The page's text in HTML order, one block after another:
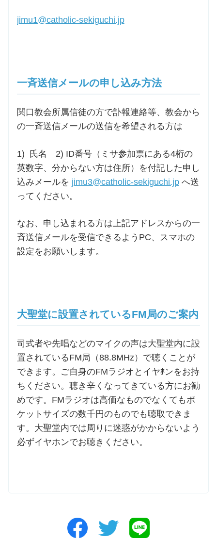
jimu1@catholic-sekiguchi.jp
一斉送信メールの申し込み方法
関口教会所属信徒の方で訃報連絡等、教会から
の一斉送信メールの送信を希望される方は
1) 氏名 2) ID番号（ミサ参加票にある4桁の
英数字、分からない方は住所）を付記した申し
込みメールを jimu3@catholic-sekiguchi.jpへ送
ってください。
なお、申し込まれる方は上記アドレスからの一
斉送信メールを受信できるようPC、スマホの
設定をお願いします。
大聖堂に設置されているFM局のご案内
司式者や先唱などのマイクの声は大聖堂内に設
置されているFM局（88.8MHz）で聴くことが
できます。ご自身のFMラジオとイヤﾎンをお持
ちください。聴き辛くなってきている方にお勧
めです。FMラジオは高価なものでなくてもポ
ケットサイズの数千円のものでも聴取できま
す。大聖堂内では周りに迷惑がかからないよう
必ずイヤホンでお聴きください。